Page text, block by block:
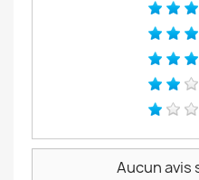
Aucun avis